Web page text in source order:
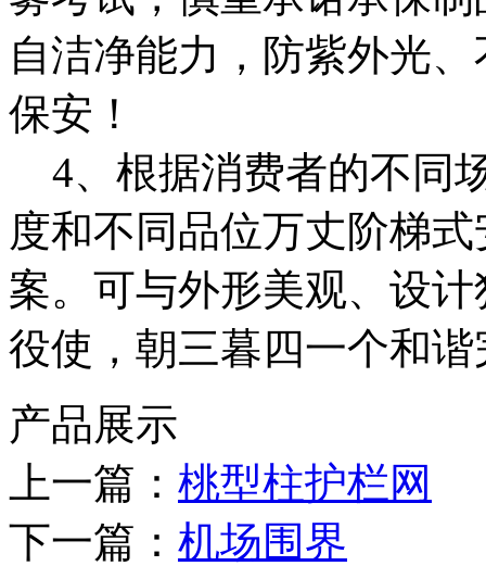
自洁净能力，防紫外光
保安！
4、根据消费者的不同
度和不同品位万丈阶梯
案。可与外形美观、设
役使，朝三暮四一个和
产品展示
上一篇： 桃型柱护栏网
下一篇： 机场围界